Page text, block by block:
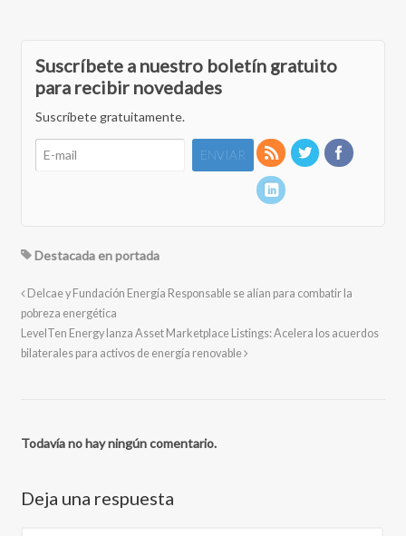
Suscríbete a nuestro boletín gratuito
para recibir novedades
Suscríbete gratuitamente.
Destacada en portada
Delcae y Fundación Energía Responsable se alían para combatir la
pobreza energética
LevelTen Energy lanza Asset Marketplace Listings: Acelera los acuerdos
bilaterales para activos de energía renovable
Todavía no hay ningún comentario.
Deja una respuesta